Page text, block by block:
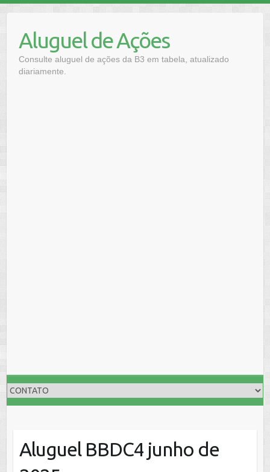
contentAluguel de Ações
Consulte aluguel de ações da B3 em tabela, atualizado
diariamente.
Aluguel BBDC4 junho de